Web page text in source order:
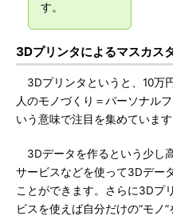
す。
3Dプリンタによるマスカス
3Dプリンタというと、10万
人のモノづくり＝パーソナル
いう意味で注目を集めています
3Dデータを作るという少し
サービスなどを使って3Dデー
ことができます。さらに3Dプ
ビスを使えば自分だけの“モノ